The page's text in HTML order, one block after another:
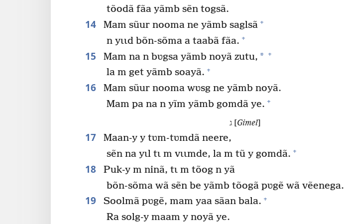
tõodã fãa yãmb sẽn togsã.
14 Mam sũur nooma ne yãmb saglsã +
n yɩɩd bõn-sõma a taabã fãa. +
15 Mam na n bʋgsa yãmb noyã zutu, * +
la m get yãmb soayã. +
16
Mam sũur nooma wʋsg ne yãmb noyã.
Mam pa na n yĩm yãmb gomdã ye. +
ג [Gimel]
17
Maan-y y tʋm-tʋmdã neere,
sẽn na yɩl tɩ m vɩɩmde, la m tũ y gomdã. +
18
Puk-y m ninã, tɩ m tõog n yã
bõn-sõma wã sẽn be yãmb tõogã pʋgẽ wã vẽenega.
19 Soolmã pʋgẽ, mam yaa sãan bala. +
Ra solg-y maam y noyã ye.